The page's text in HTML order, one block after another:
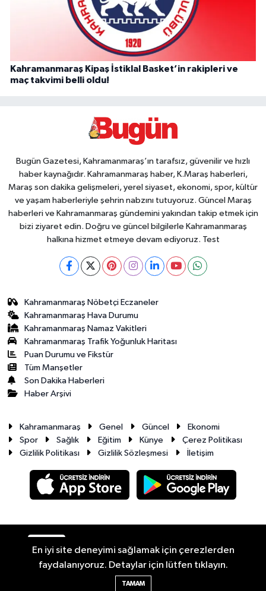
Kahramanmaraş Kipaş İstiklal Basket’in rakipleri ve
maç takvimi belli oldu!
Bugün Gazetesi, Kahramanmaraş’ın tarafsız, güvenilir ve hızlı
haber kaynağıdır. Kahramanmaraş haber, K.Maraş haberleri,
Maraş son dakika gelişmeleri, yerel siyaset, ekonomi, spor, kültür
ve yaşam haberleriyle şehrin nabzını tutuyoruz. Güncel Maraş
haberleri ve Kahramanmaraş gündemini yakından takip etmek için
bizi ziyaret edin. Doğru ve güncel bilgilerle Kahramanmaraş
halkına hizmet etmeye devam ediyoruz. Test
Kahramanmaraş Nöbetçi Eczaneler
Kahramanmaraş Hava Durumu
Kahramanmaraş Namaz Vakitleri
Kahramanmaraş Trafik Yoğunluk Haritası
Puan Durumu ve Fikstür
Tüm Manşetler
Son Dakika Haberleri
Haber Arşivi
Kahramanmaraş Genel Güncel
Ekonomi
Spor
Sağlık Eğitim Künye
Çerez Politikası
Gizlilik Politikası
Gizlilik Sözleşmesi İletişim
Haber Yazılımı:
En iyi site deneyimi sağlamak için çerezlerden
faydalanıyoruz. Detaylar için lütfen tıklayın.
TAMAM